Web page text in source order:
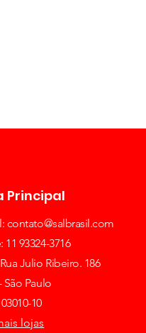
Principal
contato@salbrasil.com
11 93324-3716
Julio Ribeiro. 186
São Paulo
10
lojas